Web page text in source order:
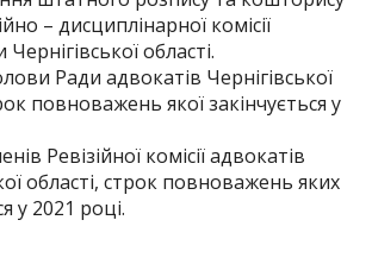
– дисциплінарної комісії
області.
Ради адвокатів Чернігівської
повноважень якої закінчується у
Ревізійної комісії адвокатів
області, строк повноважень яких
у 2021 році.